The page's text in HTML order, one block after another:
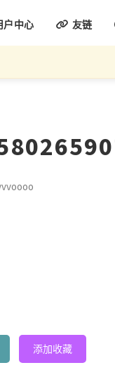
户中心 友链
添加收藏